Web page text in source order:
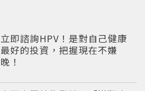
立即諮詢HPV！是對自己健康
最好的投資，把握現在不嫌
晚！